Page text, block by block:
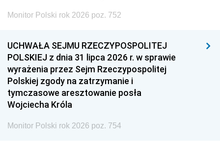
Monitor Polski rok 2026 poz. 752
UCHWAŁA SEJMU RZECZYPOSPOLITEJ
POLSKIEJ z dnia 31 lipca 2026 r. w sprawie
wyrażenia przez Sejm Rzeczypospolitej
Polskiej zgody na zatrzymanie i
tymczasowe aresztowanie posła
Wojciecha Króla
Monitor Polski rok 2026 poz. 754